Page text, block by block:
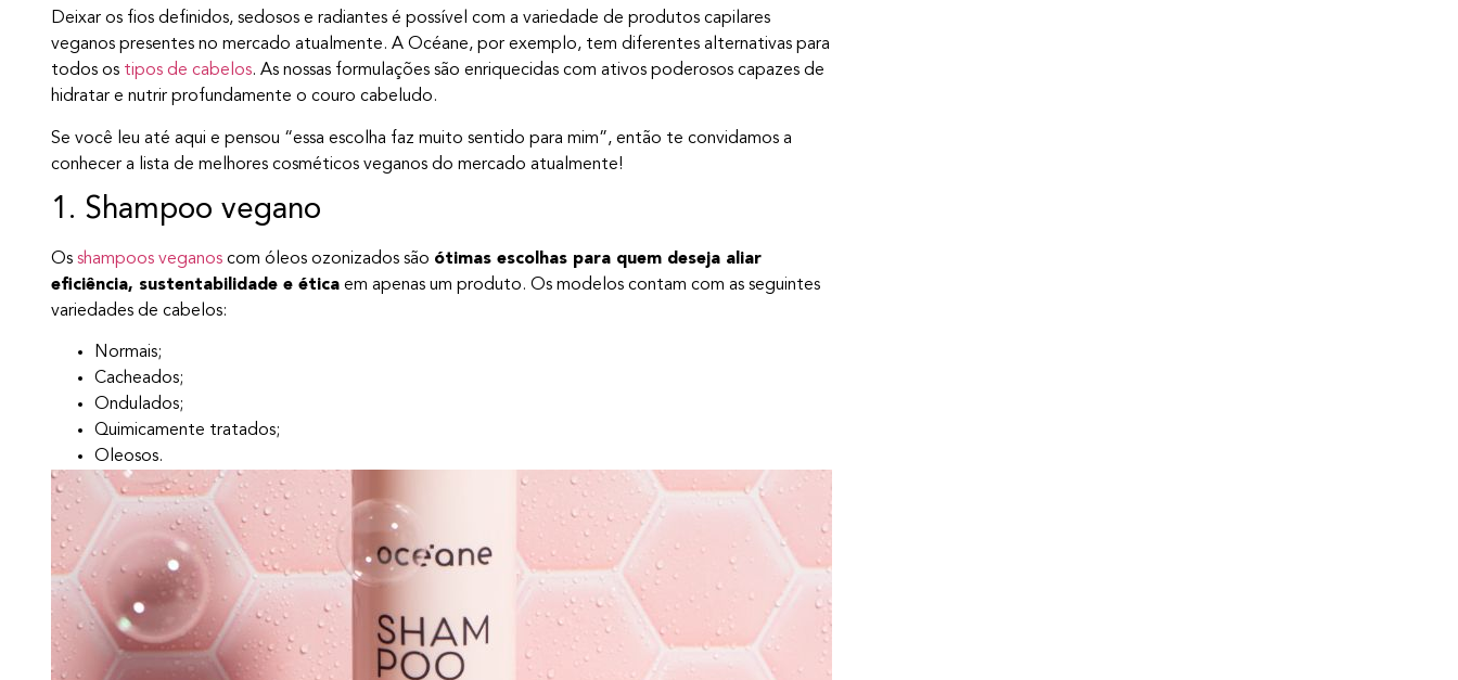
Deixar os fios definidos, sedosos e radiantes é possível com a variedade de produtos capilares
veganos presentes no mercado atualmente. A Océane, por exemplo, tem diferentes alternativas para
todos os tipos de cabelos. As nossas formulações são enriquecidas com ativos poderosos capazes de
hidratar e nutrir profundamente o couro cabeludo.
Se você leu até aqui e pensou “essa escolha faz muito sentido para mim”, então te convidamos a
conhecer a lista de melhores cosméticos veganos do mercado atualmente!
1. Shampoo vegano
Os shampoos veganos com óleos ozonizados são ótimas escolhas para quem deseja aliar
eficiência, sustentabilidade e ética em apenas um produto. Os modelos contam com as seguintes
variedades de cabelos:
Normais;
Cacheados;
Ondulados;
Quimicamente tratados;
Oleosos.